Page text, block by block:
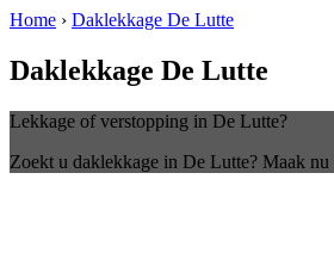
Home › Daklekkage De Lutte
Daklekkage De Lutte
Lekkage of verstopping in De Lutte?
Zoekt u daklekkage in De Lutte? Maak nu